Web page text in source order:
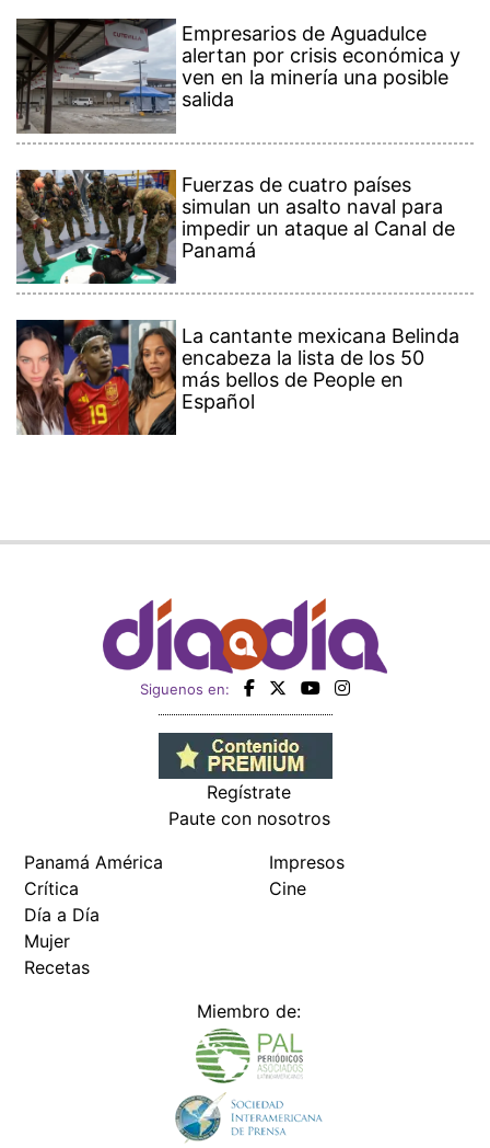
Empresarios de Aguadulce
alertan por crisis económica y
ven en la minería una posible
salida
Fuerzas de cuatro países
simulan un asalto naval para
impedir un ataque al Canal de
Panamá
La cantante mexicana Belinda
encabeza la lista de los 50
más bellos de People en
Español
Siguenos en:
Regístrate
Paute con nosotros
Panamá América
Crítica
Día a Día
Mujer
Recetas
Impresos
Cine
Miembro de: